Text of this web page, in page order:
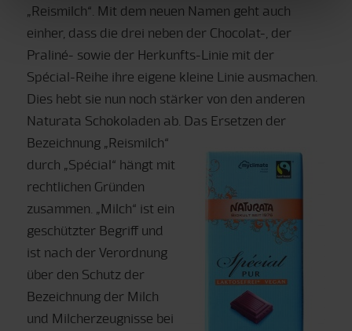
„Reismilch“. Mit dem neuen Namen geht auch
einher, dass die drei neben der Chocolat-, der
Praliné- sowie der Herkunfts-Linie mit der
Spécial-Reihe ihre eigene kleine Linie ausmachen.
Dies hebt sie nun noch stärker von den anderen
Naturata Schokoladen ab. Das Ersetzen der
Bezeichnung
„Reismilch“
durch „Spécial“ hängt mit
rechtlichen Gründen
zusammen. „Milch“ ist ein
geschützter Begriff und
ist nach der Verordnung
über den Schutz der
Bezeichnung der Milch
und Milcherzeugnisse bei